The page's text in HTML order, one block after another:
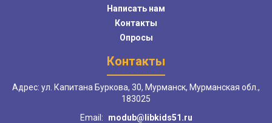
Написать нам
Контакты
Опросы
Контакты
Адрес: ул. Капитана Буркова, 30, Мурманск, Мурманская обл.,
183025
Email:
modub@libkids51.ru